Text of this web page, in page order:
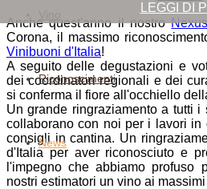
LEGGI DI
Riconoscimenti
News
Anche quest'anno il nostro
Corona, il massimo
Vinibuoni d'Italia!
A seguito delle degustazioni e
dei coordinatori regionali e dei
si conferma il fiore all'occhiello
Un grande ringraziamento a tutti
collaborano con noi per i lavori in
consigli in cantina. Un
d'Italia per aver riconosciuto e
l'impegno che abbiamo profuso
nostri estimatori un vino ai